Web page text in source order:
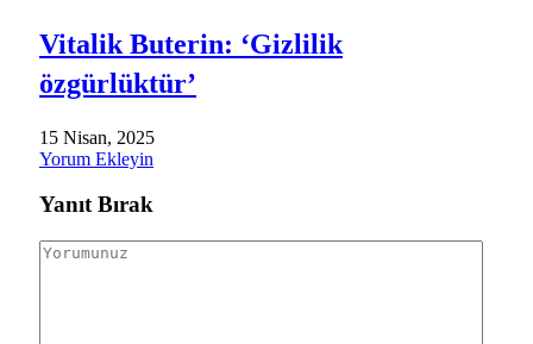
Vitalik Buterin: ‘Gizlilik
özgürlüktür’
15 Nisan, 2025
Yorum Ekleyin
Yanıt Bırak